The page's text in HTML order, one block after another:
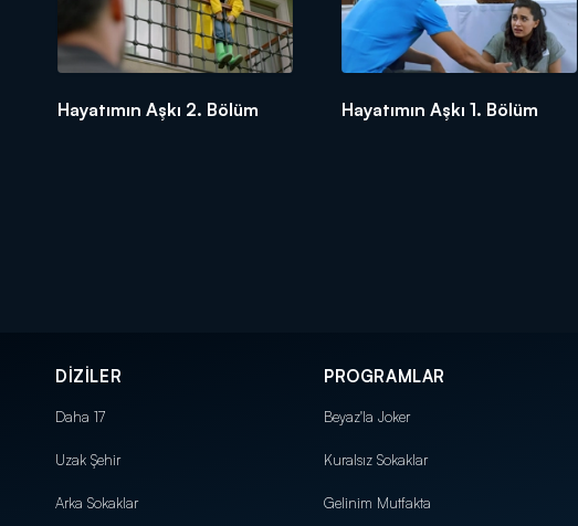
Hayatımın Aşkı 2. Bölüm Hayatımın Aşkı 1. Bölüm
DİZİLER
Daha 17
Uzak Şehir
Arka Sokaklar
PROGRAMLAR
Beyaz'la Joker
Kuralsız Sokaklar
Gelinim Mutfakta